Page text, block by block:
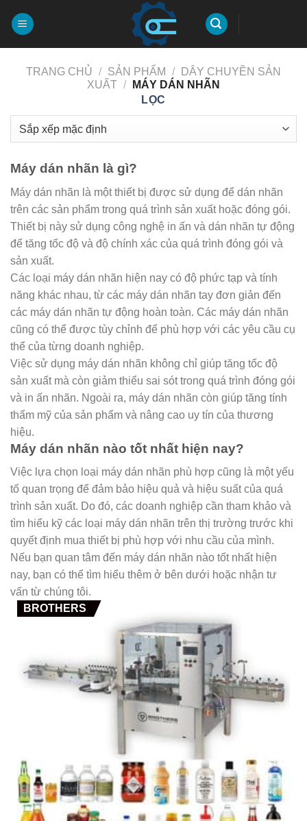
đến
TRANG CHỦ
/ SẢN PHẨM /
DÂY CHUYỀN SẢN
XUẤT /
MÁY DÁN NHÃN
LỌC
Máy dán nhãn là gì?
Máy dán nhãn là một thiết bị được sử dụng để dán nhãn
trên các sản phẩm trong quá trình sản xuất hoặc đóng gói.
Thiết bị này sử dụng công nghệ in ấn và dán nhãn tự động
để tăng tốc độ và độ chính xác của quá trình đóng gói và
sản xuất.
Các loại máy dán nhãn hiện nay có độ phức tạp và tính
năng khác nhau, từ các máy dán nhãn tay đơn giản đến
các máy dán nhãn tự động hoàn toàn. Các máy dán nhãn
cũng có thể được tùy chỉnh để phù hợp với các yêu cầu cụ
thể của từng doanh nghiệp.
Việc sử dụng máy dán nhãn không chỉ giúp tăng tốc độ
sản xuất mà còn giảm thiểu sai sót trong quá trình đóng gói
và in ấn nhãn. Ngoài ra, máy dán nhãn còn giúp tăng tính
thẩm mỹ của sản phẩm và nâng cao uy tín của thương
hiệu.
Máy dán nhãn nào tốt nhất hiện nay?
Việc lựa chọn loại máy dán nhãn phù hợp cũng là một yếu
tố quan trọng để đảm bảo hiệu quả và hiệu suất của quá
trình sản xuất. Do đó, các doanh nghiệp cần tham khảo và
tìm hiểu kỹ các loại máy dán nhãn trên thị trường trước khi
quyết định mua thiết bị phù hợp với nhu cầu của mình.
Nếu bạn quan tâm đến máy dán nhãn nào tốt nhất hiện
nay, bạn có thể tìm hiểu thêm ở bên dưới hoặc nhận tư
vấn từ chúng tôi.
BROTHERS